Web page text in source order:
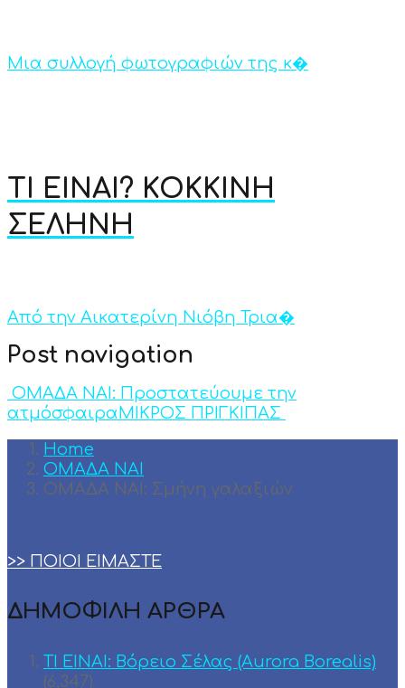
Μια συλλογή φωτογραφιών της κ�
ΤΙ ΕΙΝΑΙ? ΚΟΚΚΙΝΗ
ΣΕΛΗΝΗ
Από την Αικατερίνη Νιόβη Τρια�
Post navigation
OMAΔΑ ΝΑΙ: Προστατεύουμε την
ατμόσφαιραMΙΚΡΟΣ ΠΡΙΓΚΙΠΑΣ
Home
ΟΜΑΔΑ ΝΑΙ
ΟΜΑΔΑ ΝΑΙ: Σμήνη γαλαξιών
>> ΠΟΙΟΙ ΕΙΜΑΣΤΕ
ΔΗΜΟΦΙΛΗ ΑΡΘΡΑ
ΤΙ ΕΙΝΑΙ: Βόρειο Σέλας (Aurora Borealis)
(6,347)